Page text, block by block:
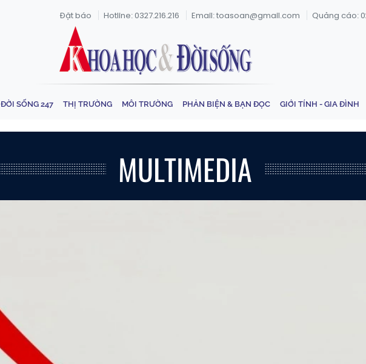
Đặt báo Hotline: 0327.216.216 Email: toasoan@gmail.com Quảng cáo:
ĐỜI SỐNG 247 THỊ TRƯỜNG MÔI TRƯỜNG PHẢN BIỆN & BẠN ĐỌC GIỚI TÍNH - GIA ĐÌNH
MULTIMEDIA